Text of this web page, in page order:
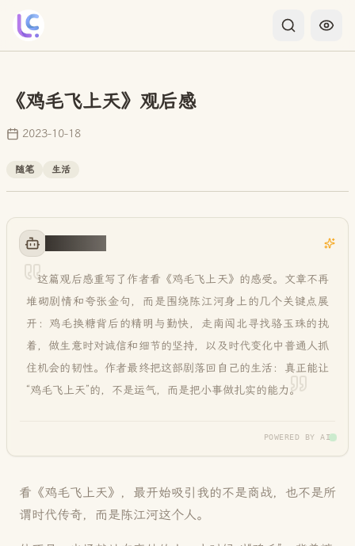
《鸡毛飞上天》观后感
2023-10-18
随笔 生活
这篇观后感重写了作者看《鸡毛飞上天》的感受。文章不再
堆砌剧情和夸张金句，而是围绕陈江河身上的几个关键点展
开：鸡毛换糖背后的精明与勤快，走南闯北寻找骆玉珠的执
着，做生意时对诚信和细节的坚持，以及时代变化中普通人抓
住机会的韧性。作者最终把这部剧落回自己的生活：真正能让
“鸡毛飞上天”的，不是运气，而是把小事做扎实的能力。
POWERED BY AI
看《鸡毛飞上天》，最开始吸引我的不是商战，也不是所
谓时代传奇，而是陈江河这个人。